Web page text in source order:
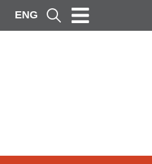
ENG Cerca